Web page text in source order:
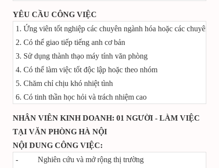
YÊU CẦU CÔNG VIỆC
1. Ứng viên tốt nghiệp các chuyên ngành hóa hoặc các chuyên
2. Có thể giao tiếp tiếng anh cơ bản
3. Sử dụng thành thạo máy tính văn phòng
4. Có thể làm việc tốt độc lập hoặc theo nhóm
5. Chăm chỉ chịu khó nhiệt tình
6. Có tinh thần học hỏi và trách nhiệm cao
NHÂN VIÊN KINH DOANH: 01 NGƯỜI - LÀM VIỆC
TẠI VĂN PHÒNG HÀ NỘI
NỘI DUNG CÔNG VIỆC:
- Nghiên cứu và mở rộng thị trường